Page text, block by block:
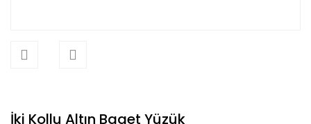
İki Kollu Altın Baget Yüzük